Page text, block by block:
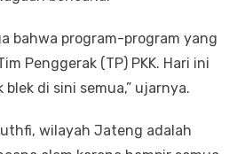
bahwa program-program yang
Penggerak (TP) PKK. Hari ini
di sini semua,” ujarnya.
wilayah Jateng adalah